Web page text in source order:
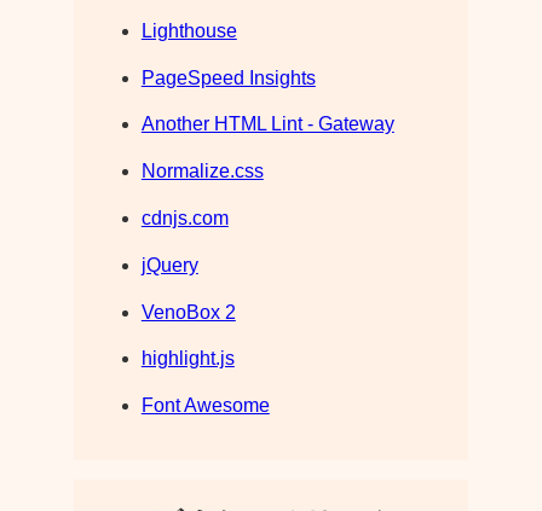
Lighthouse
PageSpeed Insights
Another HTML Lint - Gateway
Normalize.css
cdnjs.com
jQuery
VenoBox 2
highlight.js
Font Awesome